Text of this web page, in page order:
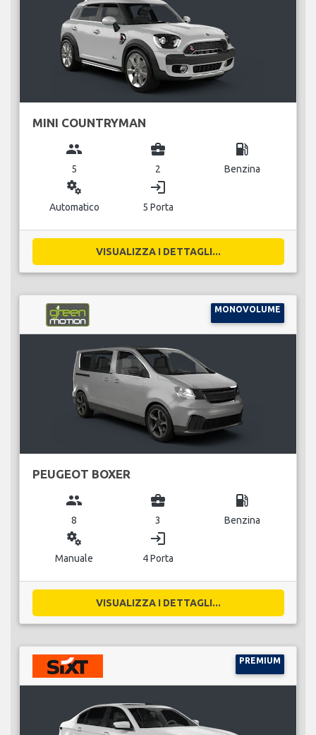
MINI COUNTRYMAN
group
5
business_center
2
local_gas_station
Benzina
miscellaneous_services
Automatico
login
5 Porta
VISUALIZZA I DETTAGLI...
MONOVOLUME
PEUGEOT BOXER
group
8
business_center
3
local_gas_station
Benzina
miscellaneous_services
Manuale
login
4 Porta
VISUALIZZA I DETTAGLI...
PREMIUM